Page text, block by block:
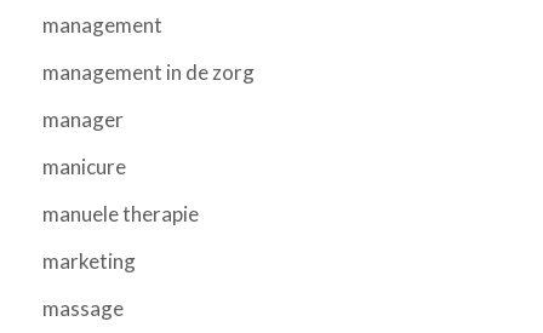
management
management in de zorg
manager
manicure
manuele therapie
marketing
massage